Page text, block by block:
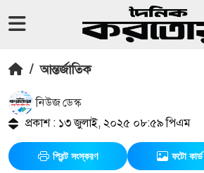
/ আন্তর্জাতিক
নিউজ ডেস্ক
প্রকাশ : ১৩ জুলাই, ২০২৫ ০৮:৫৯ পিএম
প্রিন্ট সংস্করণ ফটো কার্ড